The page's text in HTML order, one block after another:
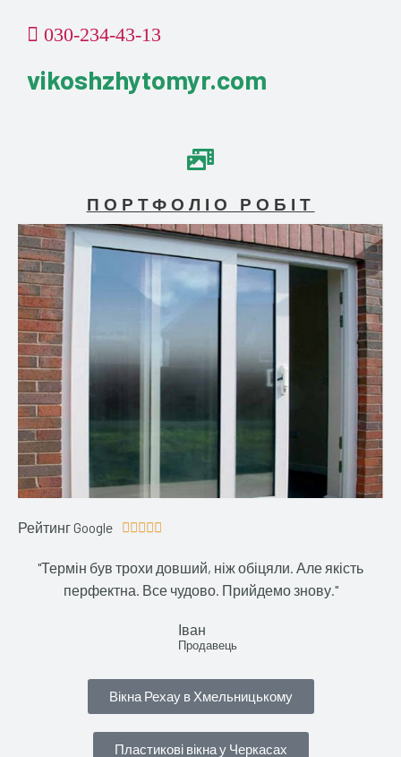
030-234-43-13
vikoshzhytomyr.com
ПОРТФОЛІО РОБІТ
Рейтинг Google 
9
/
"Термін був трохи довший, ніж обіцяли. Але якість
перфектна. Все чудово. Прийдемо знову."
Іван
Продавець
Вікна Рехау в Хмельницькому
Пластикові вікна у Черкасах